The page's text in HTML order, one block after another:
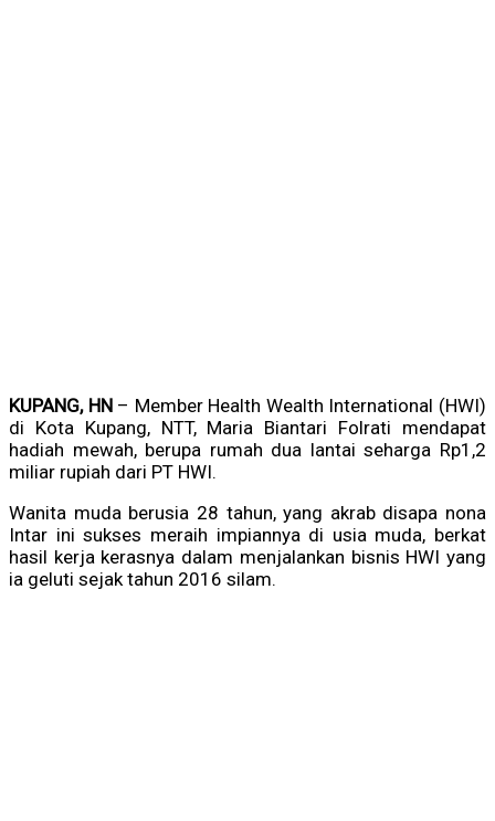
KUPANG, HN– Member Health Wealth International (HWI)
di Kota Kupang, NTT, Maria Biantari Folrati mendapat
hadiah mewah, berupa rumah dua lantai seharga Rp1,2
miliar rupiah dari PT HWI.
Wanita muda berusia 28 tahun, yang akrab disapa nona
Intar ini sukses meraih impiannya di usia muda, berkat
hasil kerja kerasnya dalam menjalankan bisnis HWI yang
ia geluti sejak tahun 2016 silam.